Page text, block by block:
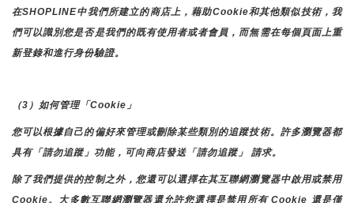
在SHOPLINE中我們所建立的商店上，藉助Cookie和其他類似技術，我
們可以識別您是否是我們的既有使用者或者會員，而無需在每個頁面上重
新登錄和進行身份驗證。
（3）如何管理「Cookie」
您可以根據自己的偏好來管理或刪除某些類別的追蹤技術。許多瀏覽器都
具有「請勿追蹤」功能，可向商店發送「請勿追蹤」 請求。
除了我們提供的控制之外，您還可以選擇在其互聯網瀏覽器中啟用或禁用
Cookie。大多數互聯網瀏覽器還允許您選擇是禁用所有 Cookie 還是僅